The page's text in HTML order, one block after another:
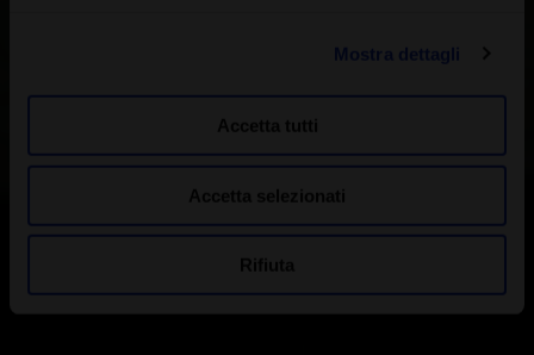
Mostra dettagli
Accetta tutti
Accetta selezionati
Rifiuta